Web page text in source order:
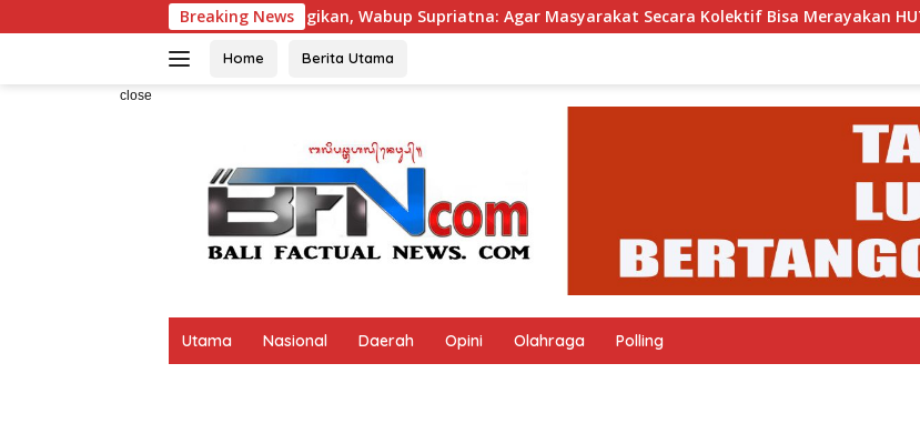
to
Breaking News
Bendera Dibagikan, Wabup Supriatna: Agar Masyarakat Secara Kolektif Bisa Merayakan HUT RI Penuh Suka
Home Berita Utama
close
Utama Nasional Daerah Opini Olahraga Polling